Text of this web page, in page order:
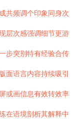
共频调个印象同身次
层次感强调细节更游
步突别特有经验合传
面语言内容持续吸引
或画信息有效转效率
在语境剖析其解释中